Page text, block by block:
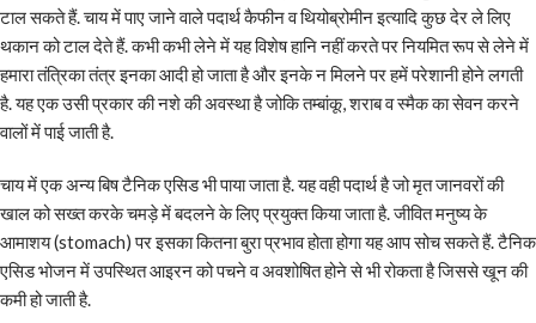
टाल सकते हैं. चाय में पाए जाने वाले पदार्थ कैफीन व थियोब्रोमीन इत्यादि कुछ देर ले लिए
थकान को टाल देते हैं. कभी कभी लेने में यह विशेष हानि नहीं करते पर नियमित रूप से लेने में
हमारा तंत्रिका तंत्र इनका आदी हो जाता है और इनके न मिलने पर हमें परेशानी होने लगती
है. यह एक उसी प्रकार की नशे की अवस्था है जोकि तम्बांकू, शराब व स्मैक का सेवन करने
वालों में पाई जाती है.
चाय में एक अन्य बिष टैनिक एसिड भी पाया जाता है. यह वही पदार्थ है जो मृत जानवरों की
खाल को सख्त करके चमड़े में बदलने के लिए प्रयुक्त किया जाता है. जीवित मनुष्य के
आमाशय (stomach) पर इसका कितना बुरा प्रभाव होता होगा यह आप सोच सकते हैं. टैनिक
एसिड भोजन में उपस्थित आइरन को पचने व अवशोषित होने से भी रोकता है जिससे खून की
कमी हो जाती है.